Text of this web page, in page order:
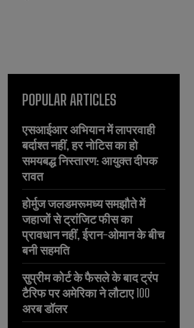
POPULAR ARTICLES
एसआईआर अभियान में लापरवाही
बर्दाश्त नहीं, हर नोटिस का हो
समयबद्ध निस्तारण: आयुक्त दीपक
रावत
होर्मुज जलडमरूमध्य समझौते में
जहाजों से ट्रांजिट फीस का
प्रावधान नहीं, ईरान-ओमान के बीच
बनी सहमति
सुप्रीम कोर्ट के फैसले के बाद ट्रंप
टैरिफ पर अमेरिका ने लौटाए 100
अरब डॉलर